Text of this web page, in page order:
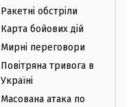
Ракетні обстріли
Карта бойових дій
Мирні переговори
Повітряна тривога в
Україні
Масована атака по